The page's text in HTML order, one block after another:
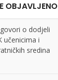
OBJAVLJENO
o dodjeli
učenicima i
sredina